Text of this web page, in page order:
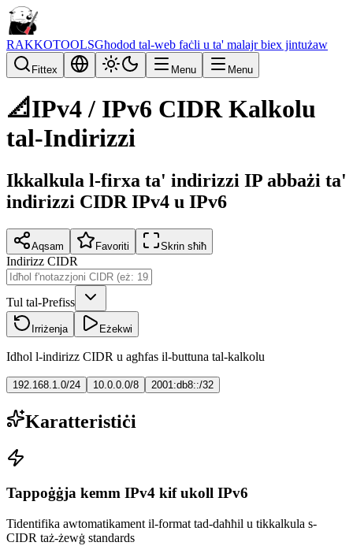
RAKKOTOOLSGħodod tal-web faċli u ta' malajr biex jintużaw
Fittex Menu Menu
📐IPv4 / IPv6 CIDR Kalkolu
tal-Indirizzi
Ikkalkula l-firxa ta' indirizzi IP abbażi ta'
indirizzi CIDR IPv4 u IPv6
Aqsam Favoriti Skrin sħiħ
Indirizz CIDR
Tul tal-Prefiss
Irriżenja Eżekwi
Idħol l-indirizz CIDR u agħfas il-buttuna tal-kalkolu
192.168.1.0/24 10.0.0.0/8 2001:db8::/32
Karatteristiċi
Tappoġġja kemm IPv4 kif ukoll IPv6
Tidentifika awtomatikament il-format tad-daħħil u tikkalkula s-
CIDR taż-żewġ standards